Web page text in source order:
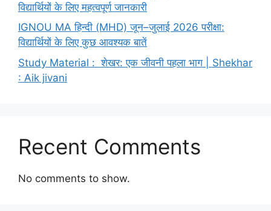
विद्यार्थियों के लिए महत्वपूर्ण जानकारी
IGNOU MA हिन्दी (MHD) जून–जुलाई 2026 परीक्षा:
विद्यार्थियों के लिए कुछ आवश्यक बातें
Study Material : शेखर: एक जीवनी पहला भाग | Shekhar
: Aik jivani
Recent Comments
No comments to show.